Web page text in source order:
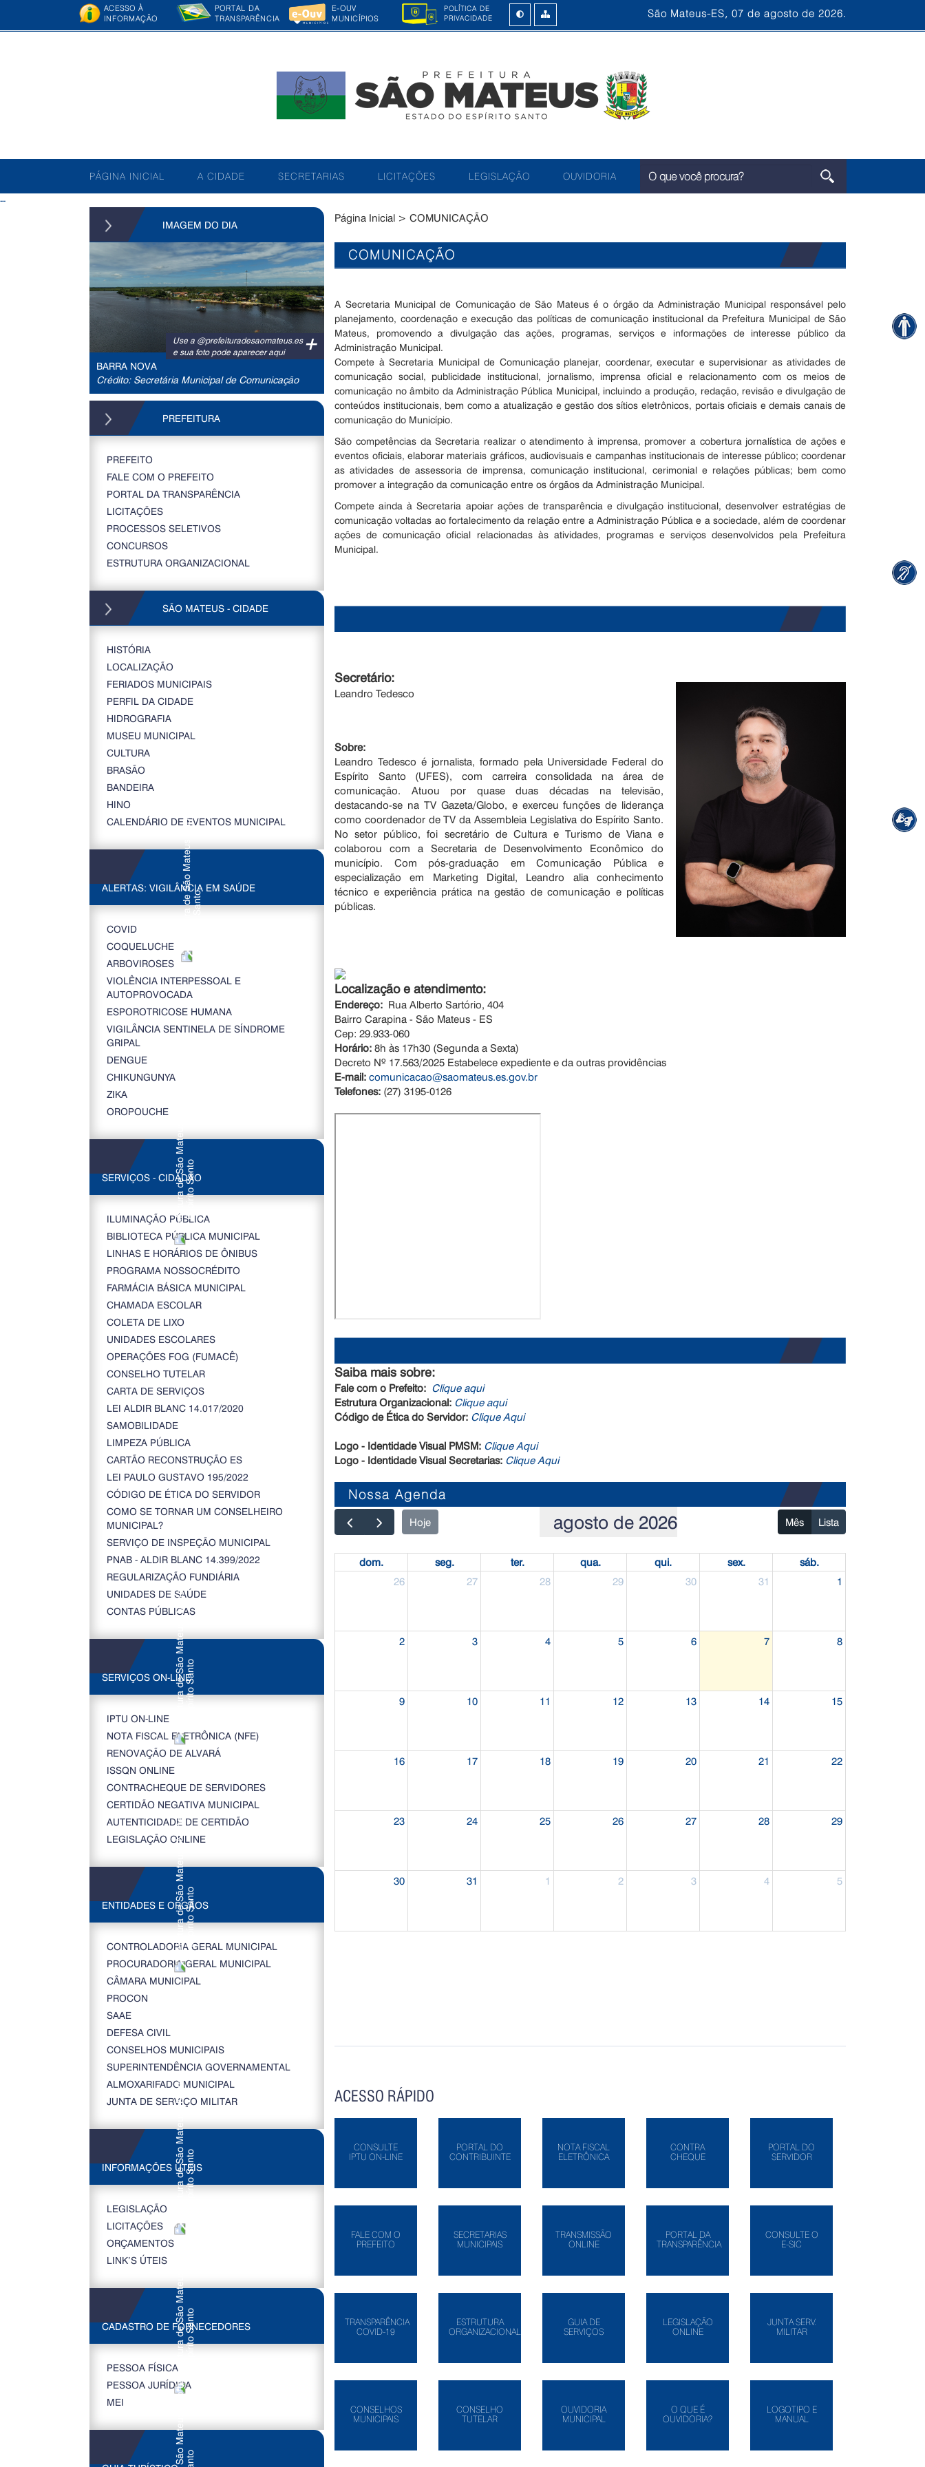
ACESSO À
INFORMAÇÃO
PORTAL DA
TRANSPARÊNCIA
E-OUV
MUNICÍPIOS
POLÍTICA DE
PRIVACIDADE
São Mateus-ES, 07 de agosto de 2026.
PÁGINA INICIAL A CIDADE SECRETARIAS LICITAÇÕES LEGISLAÇÃO OUVIDORIA
--
IMAGEM DO DIA
+
Use a @prefeituradesaomateus.es
e sua foto pode aparecer aqui
BARRA NOVA
Crédito: Secretária Municipal de Comunicação
PREFEITURA
PREFEITO
FALE COM O PREFEITO
PORTAL DA TRANSPARÊNCIA
LICITAÇÕES
PROCESSOS SELETIVOS
CONCURSOS
ESTRUTURA ORGANIZACIONAL
SÃO MATEUS - CIDADE
HISTÓRIA
LOCALIZAÇÃO
FERIADOS MUNICIPAIS
PERFIL DA CIDADE
HIDROGRAFIA
MUSEU MUNICIPAL
CULTURA
BRASÃO
BANDEIRA
HINO
CALENDÁRIO DE EVENTOS MUNICIPAL
ALERTAS: VIGILÂNCIA EM SAÚDE
COVID
COQUELUCHE
ARBOVIROSES
VIOLÊNCIA INTERPESSOAL E
AUTOPROVOCADA
ESPOROTRICOSE HUMANA
VIGILÂNCIA SENTINELA DE SÍNDROME
GRIPAL
DENGUE
CHIKUNGUNYA
ZIKA
OROPOUCHE
SERVIÇOS - CIDADÃO
ILUMINAÇÃO PÚBLICA
BIBLIOTECA PÚBLICA MUNICIPAL
LINHAS E HORÁRIOS DE ÔNIBUS
PROGRAMA NOSSOCRÉDITO
FARMÁCIA BÁSICA MUNICIPAL
CHAMADA ESCOLAR
COLETA DE LIXO
UNIDADES ESCOLARES
OPERAÇÕES FOG (FUMACÊ)
CONSELHO TUTELAR
CARTA DE SERVIÇOS
LEI ALDIR BLANC 14.017/2020
SAMOBILIDADE
LIMPEZA PÚBLICA
CARTÃO RECONSTRUÇÃO ES
LEI PAULO GUSTAVO 195/2022
CÓDIGO DE ÉTICA DO SERVIDOR
COMO SE TORNAR UM CONSELHEIRO
MUNICIPAL?
SERVIÇO DE INSPEÇÃO MUNICIPAL
PNAB - ALDIR BLANC 14.399/2022
REGULARIZAÇÃO FUNDIÁRIA
UNIDADES DE SAÚDE
CONTAS PÚBLICAS
SERVIÇOS ON-LINE
IPTU ON-LINE
NOTA FISCAL ELETRÔNICA (NFE)
RENOVAÇÃO DE ALVARÁ
ISSQN ONLINE
CONTRACHEQUE DE SERVIDORES
CERTIDÃO NEGATIVA MUNICIPAL
AUTENTICIDADE DE CERTIDÃO
LEGISLAÇÃO ONLINE
ENTIDADES E ORGÃOS
CONTROLADORIA GERAL MUNICIPAL
PROCURADORIA GERAL MUNICIPAL
CÂMARA MUNICIPAL
PROCON
SAAE
DEFESA CIVIL
CONSELHOS MUNICIPAIS
SUPERINTENDÊNCIA GOVERNAMENTAL
ALMOXARIFADO MUNICIPAL
JUNTA DE SERVIÇO MILITAR
INFORMAÇÕES ÚTEIS
LEGISLAÇÃO
LICITAÇÕES
ORÇAMENTOS
LINK’S ÚTEIS
CADASTRO DE FORNECEDORES
PESSOA FÍSICA
PESSOA JURÍDICA
MEI
Página Inicial > COMUNICAÇÃO
COMUNICAÇÃO
A Secretaria Municipal de Comunicação de São Mateus é o órgão da Administração Municipal responsável pelo
planejamento, coordenação e execução das políticas de comunicação institucional da Prefeitura Municipal de São
Mateus, promovendo a divulgação das ações, programas, serviços e informações de interesse público da
Administração Municipal.
Compete à Secretaria Municipal de Comunicação planejar, coordenar, executar e supervisionar as atividades de
comunicação social, publicidade institucional, jornalismo, imprensa oficial e relacionamento com os meios de
comunicação no âmbito da Administração Pública Municipal, incluindo a produção, redação, revisão e divulgação de
conteúdos institucionais, bem como a atualização e gestão dos sítios eletrônicos, portais oficiais e demais canais de
comunicação do Município.
São competências da Secretaria realizar o atendimento à imprensa, promover a cobertura jornalística de ações e
eventos oficiais, elaborar materiais gráficos, audiovisuais e campanhas institucionais de interesse público; coordenar
as atividades de assessoria de imprensa, comunicação institucional, cerimonial e relações públicas; bem como
promover a integração da comunicação entre os órgãos da Administração Municipal.
Compete ainda à Secretaria apoiar ações de transparência e divulgação institucional, desenvolver estratégias de
comunicação voltadas ao fortalecimento da relação entre a Administração Pública e a sociedade, além de coordenar
ações de comunicação oficial relacionadas às atividades, programas e serviços desenvolvidos pela Prefeitura
Municipal.
Secretário:
Leandro Tedesco
Sobre:
Leandro Tedesco é jornalista, formado pela Universidade Federal do
Espírito Santo (UFES), com carreira consolidada na área de
comunicação. Atuou por quase duas décadas na televisão,
destacando-se na TV Gazeta/Globo, e exerceu funções de liderança
como coordenador de TV da Assembleia Legislativa do Espírito Santo.
No setor público, foi secretário de Cultura e Turismo de Viana e
colaborou com a Secretaria de Desenvolvimento Econômico do
município. Com pós-graduação em Comunicação Pública e
especialização em Marketing Digital, Leandro alia conhecimento
técnico e experiência prática na gestão de comunicação e políticas
públicas.
Localização e atendimento:
Endereço: Rua Alberto Sartório, 404
Bairro Carapina - São Mateus - ES
Cep: 29.933-060
Horário: 8h às 17h30 (Segunda a Sexta)
Decreto Nº 17.563/2025 Estabelece expediente e da outras providências
E-mail: comunicacao@saomateus.es.gov.br
Telefones: (27) 3195-0126
Saiba mais sobre:
Fale com o Prefeito: Clique aqui
Estrutura Organizacional: Clique aqui
Código de Ética do Servidor: Clique Aqui
Logo - Identidade Visual PMSM: Clique Aqui
Logo - Identidade Visual Secretarias: Clique Aqui
Nossa Agenda
Hoje agosto de 2026 Mês Lista
dom. seg. ter. qua. qui. sex.
sáb.
26
27 28 29 30 31 1
2 3 4 5 6 7 8
9 10 11 12 13 14 15
16 17 18 19 20 21 22
23 24 25 26 27 28 29
30 31 1 2 3 4 5
ACESSO RÁPIDO
CONSULTE
IPTU ON-LINE
PORTAL DO
CONTRIBUINTE
NOTA FISCAL
ELETRÔNICA
CONTRA
CHEQUE
PORTAL DO
SERVIDOR
FALE COM O
PREFEITO
SECRETARIAS
MUNICIPAIS
TRANSMISSÃO
ONLINE
PORTAL DA
TRANSPARÊNCIA
CONSULTE O
E-SIC
TRANSPARÊNCIA
COVID-19
ESTRUTURA
ORGANIZACIONAL
GUIA DE
SERVIÇOS
LEGISLAÇÃO
ONLINE
JUNTA SERV.
MILITAR
CONSELHOS
MUNICIPAIS
CONSELHO
TUTELAR
OUVIDORIA
MUNICIPAL
O QUE É
OUVIDORIA?
LOGOTIPO E
MANUAL